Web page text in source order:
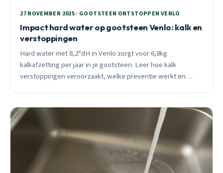
27 NOVEMBER 2025 · GOOTSTEEN ONTSTOPPEN VENLO
Impact hard water op gootsteen Venlo: kalk en
verstoppingen
Hard water met 8,2°dH in Venlo zorgt voor 6,8kg
kalkafzetting per jaar in je gootsteen. Leer hoe kalk
verstoppingen veroorzaakt, welke preventie werkt en